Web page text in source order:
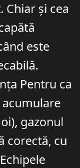
și cea
este
Pentru ca
gazonul
corectă, cu